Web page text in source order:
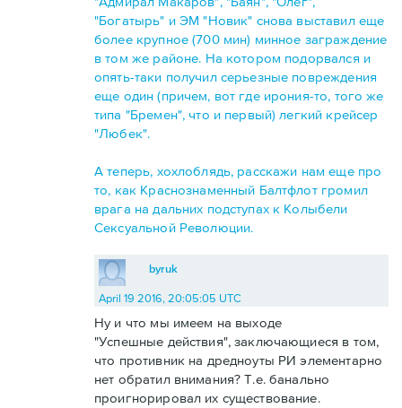
"Богатырь" и ЭМ "Новик" снова выставил еще
более крупное (700 мин) минное заграждение
в том же районе. На котором подорвался и
опять-таки получил серьезные повреждения
еще один (причем, вот где ирония-то, того же
типа "Бремен", что и первый) легкий крейсер
"Любек".
А теперь, хохлоблядь, расскажи нам еще про
то, как Краснознаменный Балтфлот громил
врага на дальних подступах к Колыбели
Сексуальной Революции.
byruk
April 19 2016, 20:05:05 UTC
Ну и что мы имеем на выходе
"Успешные действия", заключающиеся в том,
что противник на дредноуты РИ элементарно
нет обратил внимания? Т.е. банально
проигнорировал их существование.